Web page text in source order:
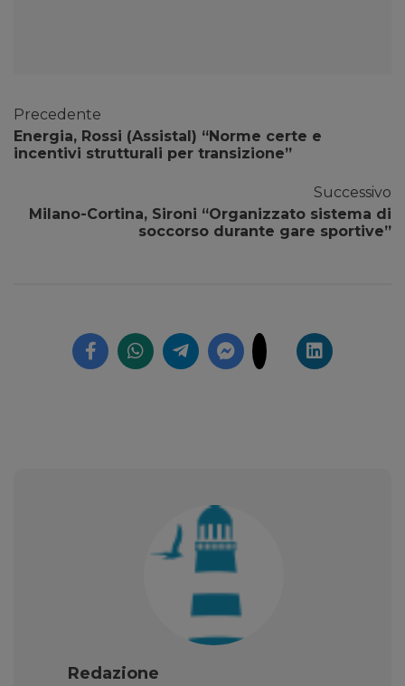
Precedente
Energia, Rossi (Assistal) “Norme certe e
incentivi strutturali per transizione”
Successivo
Milano-Cortina, Sironi “Organizzato sistema di
soccorso durante gare sportive”
Redazione